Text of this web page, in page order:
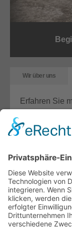
Wir über uns
Erfahren Sie
Unterstützung